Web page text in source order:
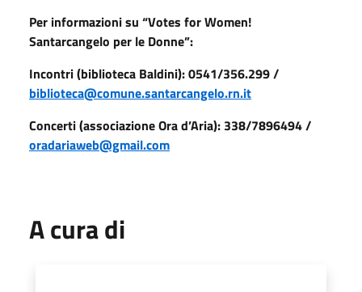
Per informazioni su “Votes for Women!
Santarcangelo per le Donne”:
Incontri (biblioteca Baldini): 0541/356.299 /
biblioteca@comune.santarcangelo.rn.it
Concerti (associazione Ora d’Aria): 338/7896494 /
oradariaweb@gmail.com
A cura di